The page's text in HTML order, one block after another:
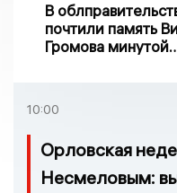
В
почтили память
Громова минутой
10:00
Орловская
Несмеловым: